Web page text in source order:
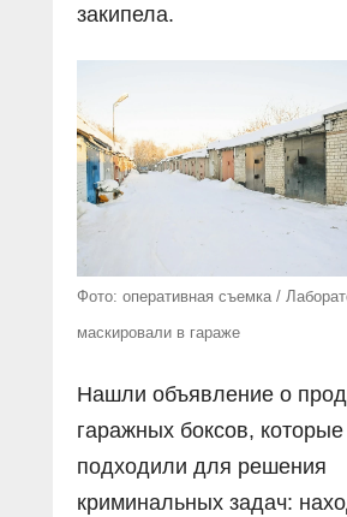
закипела.
Фото: оперативная съемка /
маскировали в гараже
Нашли объявление о
гаражных боксов,
подходили для решения
криминальных задач: